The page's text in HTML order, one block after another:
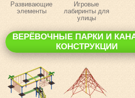
Развивающие
элементы
Игровые
лабиринты для
улицы
ВЕРЁВОЧНЫЕ ПАРКИ И
КОНСТРУКЦИИ